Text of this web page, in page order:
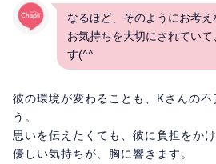
なるほど、そのようにお考
お気持ちを大切にされてい
す(^^
彼の環境が変わることも、Kさんの不
う。
思いを伝えたくても、彼に負担をか
優しい気持ちが、胸に響きます。